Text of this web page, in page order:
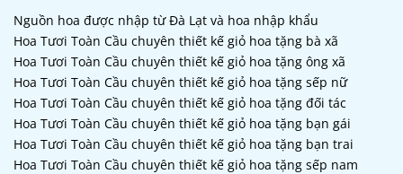
Nguồn hoa được nhập từ Đà Lạt và hoa nhập khẩu
Hoa Tươi Toàn Cầu chuyên thiết kế giỏ hoa tặng bà xã
Hoa Tươi Toàn Cầu chuyên thiết kế giỏ hoa tặng ông xã
Hoa Tươi Toàn Cầu chuyên thiết kế giỏ hoa tặng sếp nữ
Hoa Tươi Toàn Cầu chuyên thiết kế giỏ hoa tặng đối tác
Hoa Tươi Toàn Cầu chuyên thiết kế giỏ hoa tặng bạn gái
Hoa Tươi Toàn Cầu chuyên thiết kế giỏ hoa tặng bạn trai
Hoa Tươi Toàn Cầu chuyên thiết kế giỏ hoa tặng sếp nam